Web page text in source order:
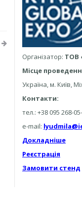
Організатор: ТОВ
Місце
Україна, м. Київ,
Контакти:
тел.: +38 095 268-
e-mail:
Докладніше
Реєстрація
Замовити стенд